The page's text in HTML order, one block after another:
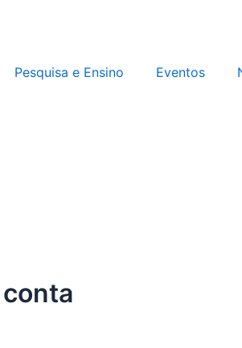
Pesquisa e Ensino Eventos